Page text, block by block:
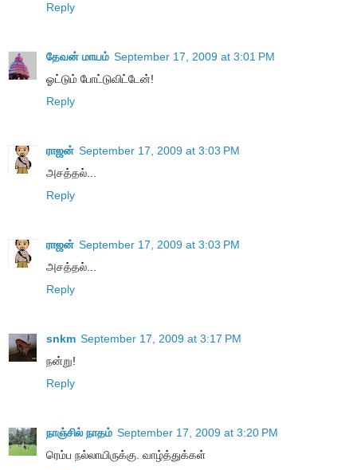
Reply
தேவன் மாயம் September 17, 2009 at 3:01 PM
ஓட்டும் போட்டுவிட்டேன்!
Reply
ராஜன் September 17, 2009 at 3:03 PM
அசத்தல்...
Reply
ராஜன் September 17, 2009 at 3:03 PM
அசத்தல்...
Reply
snkm September 17, 2009 at 3:17 PM
நன்று!
Reply
நாஞ்சில் நாதம் September 17, 2009 at 3:20 PM
ரெம்ப நல்லாயிருக்கு. வாழ்த்துக்கள்